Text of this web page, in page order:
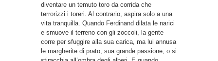
diventare un temuto toro da corrida che
terrorizzi i toreri. Al contrario, aspira solo a una
vita tranquilla. Quando Ferdinand dilata le narici
e smuove il terreno con gli zoccoli, la gente
corre per sfuggire alla sua carica, ma lui annusa
le margherite di prato, sua grande passione, o si